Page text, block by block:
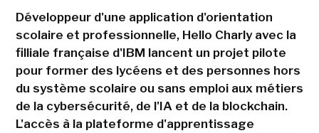
Développeur d'une application d'orientation
scolaire et professionnelle, Hello Charly avec la
filliale française d'IBM lancent un projet pilote
pour former des lycéens et des personnes hors
du système scolaire ou sans emploi aux métiers
de la cybersécurité, de l'IA et de la blockchain.
L'accès à la plateforme d'apprentissage